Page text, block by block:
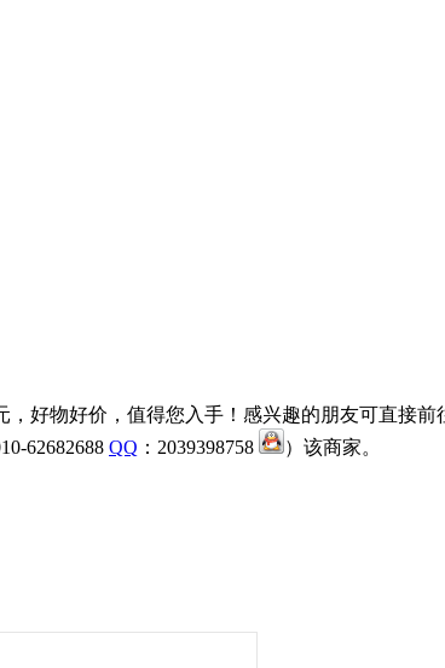
，好物好价，值得您入手！感兴趣的朋友可直接前
62682688 QQ ：2039398758 ）该商家。